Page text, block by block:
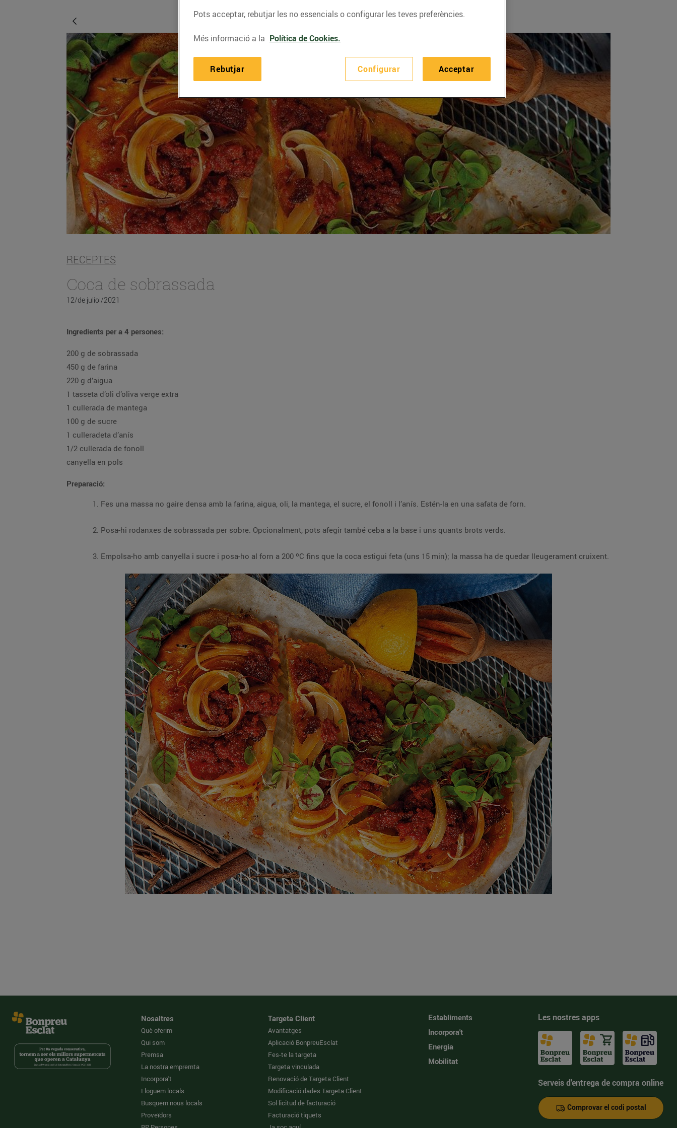
RECEPTES
Coca de sobrassada
12/de juliol/2021
Ingredients per a 4 persones:
200 g de sobrassada
450 g de farina
220 g d’aigua
1 tasseta d’oli d’oliva verge extra
1 cullerada de mantega
100 g de sucre
1 culleradeta d’anís
1/2 cullerada de fonoll
canyella en pols
Preparació:
Fes una massa no gaire densa amb la farina, aigua, oli, la mantega, el sucre, el fonoll i l’anís. Estén-la en una safata de forn.
Posa-hi rodanxes de sobrassada per sobre. Opcionalment, pots afegir també ceba a la base i uns quants brots verds.
Empolsa-ho amb canyella i sucre i posa-ho al forn a 200 ºC fins que la coca estigui feta (uns 15 min); la massa ha de quedar lleugerament cruixent.
Nosaltres
Què oferim
Qui som
Premsa
La nostra empremta
Incorpora't
Lloguem locals
Busquem nous locals
Proveïdors
Targeta Client
Avantatges
Aplicació BonpreuEsclat
Fes-te la targeta
Targeta vinculada
Renovació de Targeta Client
Modificació dades Targeta Client
Sol·licitud de facturació
Facturació tiquets
Establiments
Incorpora't
Energia
Mobilitat
Les nostres apps
Serveis d'entrega de compra online
Comprovar el codi postal
Pots acceptar, rebutjar les no essencials o configurar les teves preferències.
Més informació a la Política de Cookies.
Configurar
Rebutjar Acceptar